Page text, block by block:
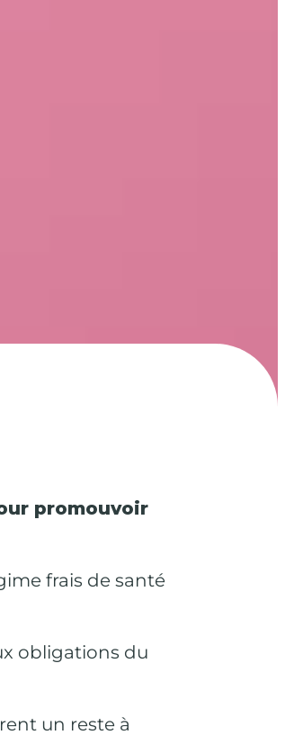
promouvoir
frais de santé
obligations du
un reste à